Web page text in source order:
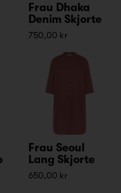
Frau Dhaka
Denim Skjorte
750,00 kr
Frau Seoul
Lang Skjorte
650,00 kr